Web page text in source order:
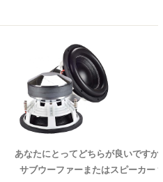
あなたにとってどちらが良いですか：
サブウーファーまたはスピーカー？